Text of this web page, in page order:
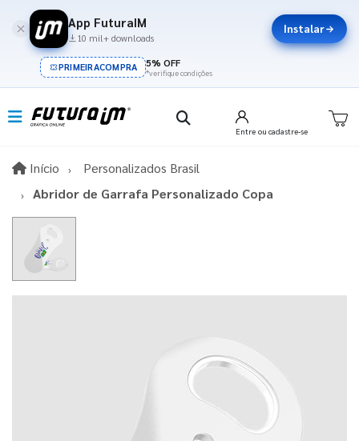
App FuturaIM
10 mil+ downloads
Instalar
PRIMEIRACOMPRA 5% OFF
*verifique condições
Entre ou cadastre-se
Início InícioPersonalizados Brasil
Abridor de Garrafa Personalizado Copa